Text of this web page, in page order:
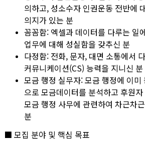
의하고, 성소수자 인권운동 전반에
의지가 있는 분
꼼꼼함: 엑셀과 데이터를 다루는 일
업무에 대해 성실함을 갖추신 분
다정함: 전화, 문자, 대면 소통에서
커뮤니케이션(CS) 능력을 지니신 분
모금 행정 실무자: 모금 행정에 이
으로 모금데이터를 분석하고 후원
모금 행정 사무에 관련하여 차근차
분
■ 모집 분야 및 핵심 목표